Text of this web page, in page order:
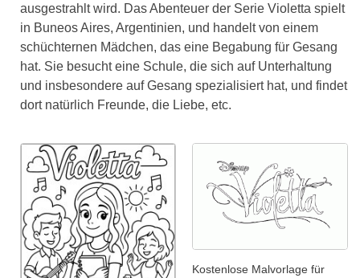
ausgestrahlt wird. Das Abenteuer der Serie Violetta spielt
in Buneos Aires, Argentinien, und handelt von einem
schüchternen Mädchen, das eine Begabung für Gesang
hat. Sie besucht eine Schule, die sich auf Unterhaltung
und insbesondere auf Gesang spezialisiert hat, und findet
dort natürlich Freunde, die Liebe, etc.
Kostenlose Malvorlage für